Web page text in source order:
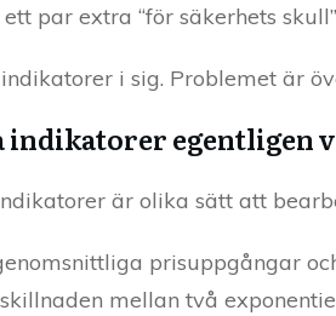
par extra “för säkerhets
i sig. Problemet är
egentligen
är olika sätt att
prisuppgångar
mellan två